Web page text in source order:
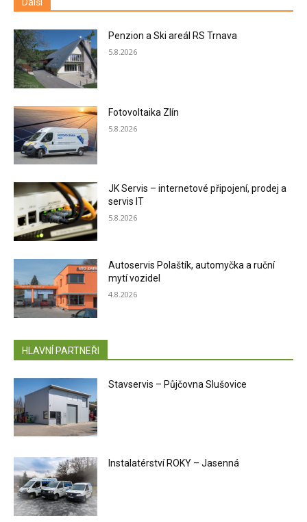
Penzion a Ski areál RS Trnava
5.8.2026
Fotovoltaika Zlín
5.8.2026
JK Servis – internetové připojení, prodej a
servis IT
5.8.2026
Autoservis Polaštík, automyčka a ruční
mytí vozidel
4.8.2026
HLAVNÍ PARTNEŘI
Stavservis – Půjčovna Slušovice
Instalatérství ROKY – Jasenná